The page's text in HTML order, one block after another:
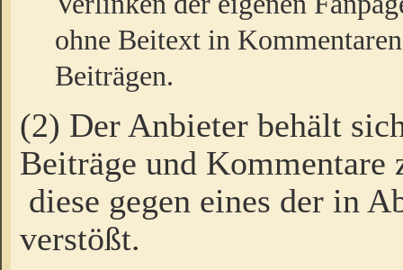
ohne Beitext in
Beiträgen.
(2) Der Anbieter behält
Beiträge und Kommentare
diese gegen eines der in
verstößt.